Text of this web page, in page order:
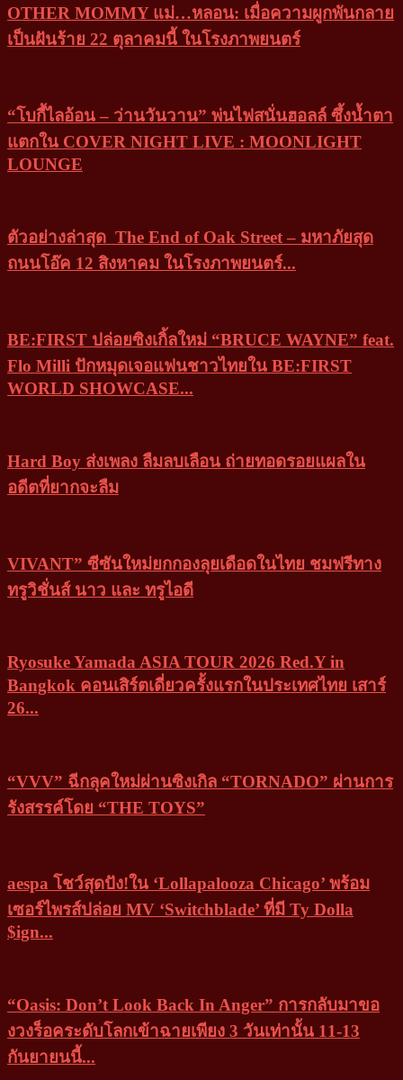
OTHER MOMMY แม่…หลอน: เมื่อความผูกพันกลาย
เป็นฝันร้าย 22 ตุลาคมนี้ ในโรงภาพยนตร์
“โบกี้ไลอ้อน – ว่านวันวาน” พ่นไฟสนั่นฮอลล์ ซึ้งน้ำตา
แตกใน COVER NIGHT LIVE : MOONLIGHT
LOUNGE
ตัวอย่างล่าสุด The End of Oak Street – มหาภัยสุด
ถนนโอ๊ค 12 สิงหาคม ในโรงภาพยนตร์...
BE:FIRST ปล่อยซิงเกิ้ลใหม่ “BRUCE WAYNE” feat.
Flo Milli ปักหมุดเจอแฟนชาวไทยใน BE:FIRST
WORLD SHOWCASE...
Hard Boy ส่งเพลง ลืมลบเลือน ถ่ายทอดรอยแผลใน
อดีตที่ยากจะลืม
VIVANT” ซีซันใหม่ยกกองลุยเดือดในไทย ชมฟรีทาง
ทรูวิชั่นส์ นาว และ ทรูไอดี
Ryosuke Yamada ASIA TOUR 2026 Red.Y in
Bangkok คอนเสิร์ตเดี่ยวครั้งแรกในประเทศไทย เสาร์
26...
“VVV” ฉีกลุคใหม่ผ่านซิงเกิล “TORNADO” ผ่านการ
รังสรรค์โดย “THE TOYS”
aespa โชว์สุดปัง!ใน ‘Lollapalooza Chicago’ พร้อม
เซอร์ไพรส์ปล่อย MV ‘Switchblade’ ที่มี Ty Dolla
$ign...
“Oasis: Don’t Look Back In Anger” การกลับมาขอ
งวงร็อคระดับโลกเข้าฉายเพียง 3 วันเท่านั้น 11-13
กันยายนนี้...